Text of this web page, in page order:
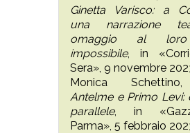
Ginetta Varisco: a
una narrazione
omaggio al
impossibile, in
Sera», 9 novembre
Monica
Antelme e Primo Levi:
parallele, in
Parma», 5 febbraio